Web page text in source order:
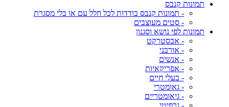
תמונות קנבס
- תמונות קנבס בודדות לכל חלל עם או בלי מסגרת
- סטים מעוצבים
תמונות לפי נושא וסגנון
- אבסטרקט
- אורבני
- אנשים
- אפריקאיות
- בעלי חיים
- גאומטרי
- גיאומטריים
- גרפיטי